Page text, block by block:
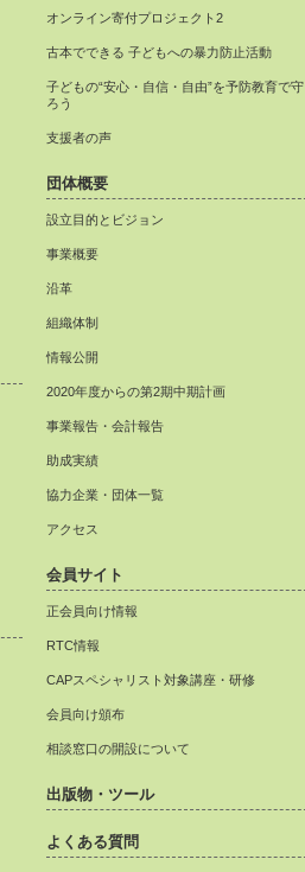
オンライン寄付プロジェクト2
古本でできる 子どもへの暴力防止活動
子どもの“安心・自信・自由”を予防教育で守
ろう
支援者の声
団体概要
設立目的とビジョン
事業概要
沿革
組織体制
情報公開
2020年度からの第2期中期計画
事業報告・会計報告
助成実績
協力企業・団体一覧
アクセス
会員サイト
正会員向け情報
RTC情報
CAPスペシャリスト対象講座・研修
会員向け頒布
相談窓口の開設について
出版物・ツール
よくある質問